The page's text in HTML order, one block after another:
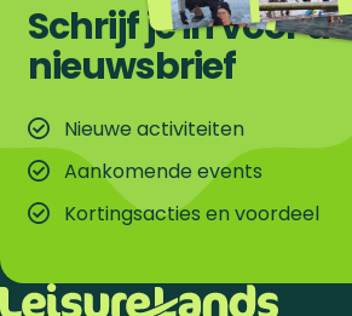
Schrijf je in voor de
nieuwsbrief
Nieuwe activiteiten
Aankomende events
Kortingsacties en voordeel